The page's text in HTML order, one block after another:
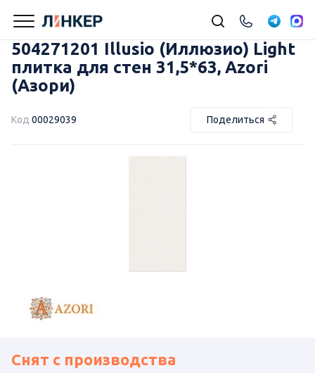
504271201 Illusio (Иллюзио) Light
плитка для стен 31,5*63, Azori
(Азори)
Код 00029039 Поделиться
Снят с производства